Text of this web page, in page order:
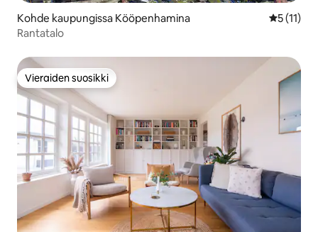
Kohde kaupungissa Kööpenhamina
5 (11)
Rantatalo
Vieraiden suosikki
Vieraiden suosikki